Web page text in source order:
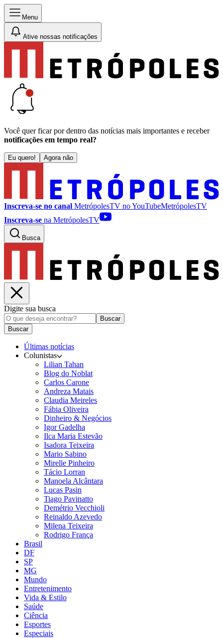
Menu
Ative nossas notificações
Você quer ficar por dentro das notícias mais importantes e receber
notificações em tempo real?
Eu quero! Agora não
Inscreva-se no canal MetrópolesTV noYouTubeMetrópolesTV
Inscreva-se na MetrópolesTV
Busca
Digite sua busca
Buscar
Buscar
Últimas notícias
Colunistas
Lilian Tahan
Blog do Noblat
Carlos Carone
Andreza Matais
Claudia Meireles
Fábia Oliveira
Dinheiro & Negócios
Igor Gadelha
Ilca Maria Estevão
Isadora Teixeira
Mario Sabino
Mirelle Pinheiro
Tácio Lorran
Manoela Alcântara
Lucas Pasin
Tiago Pavinatto
Demétrio Vecchioli
Reinaldo Azevedo
Milena Teixeira
Rodrigo França
Brasil
DF
SP
MG
Mundo
Entretenimento
Vida & Estilo
Saúde
Ciência
Esportes
Especiais